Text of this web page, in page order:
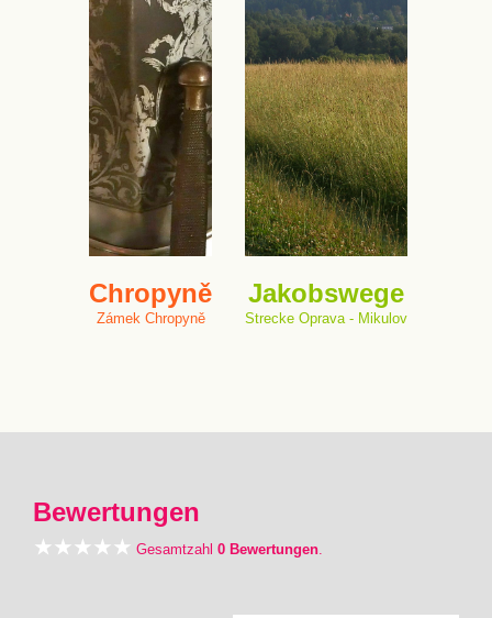
Chropyně
Zámek Chropyně
Jakobswege
Strecke Oprava - Mikulov
Bewertungen
Gesamtzahl 0 Bewertungen.